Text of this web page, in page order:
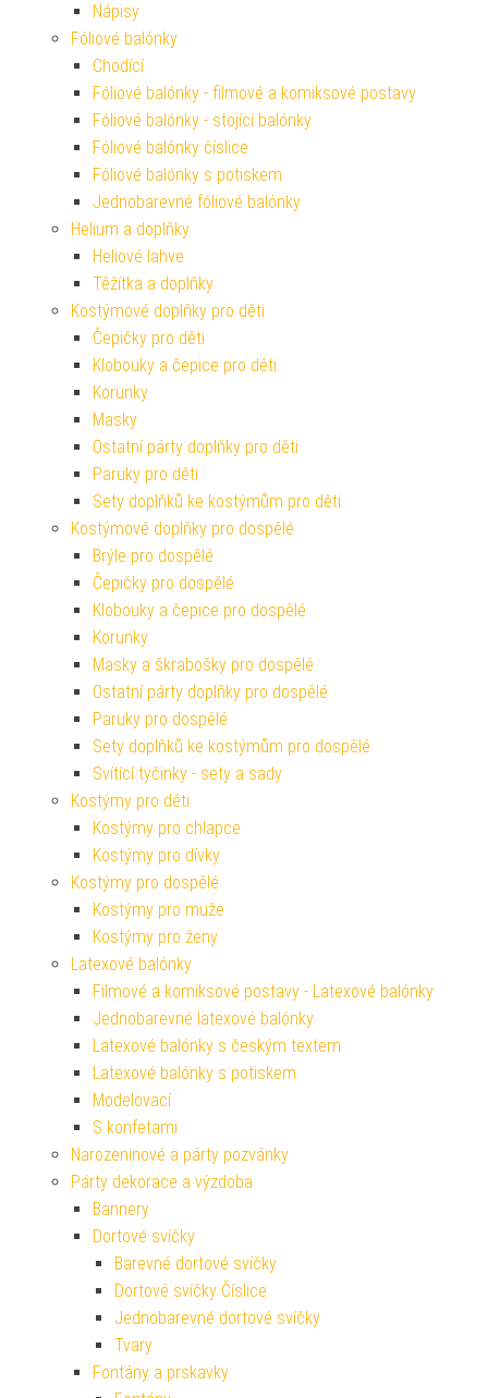
Nápisy
Fóliové balónky
Chodící
Fóliové balónky - filmové a komiksové postavy
Fóliové balónky - stojící balónky
Fóliové balónky číslice
Fóliové balónky s potiskem
Jednobarevné fóliové balónky
Helium a doplňky
Heliové lahve
Těžítka a doplňky
Kostýmové doplňky pro děti
Čepičky pro děti
Klobouky a čepice pro děti
Korunky
Masky
Ostatní párty doplňky pro děti
Paruky pro děti
Sety doplňků ke kostýmům pro děti
Kostýmové doplňky pro dospělé
Brýle pro dospělé
Čepičky pro dospělé
Klobouky a čepice pro dospělé
Korunky
Masky a škrabošky pro dospělé
Ostatní párty doplňky pro dospělé
Paruky pro dospělé
Sety doplňků ke kostýmům pro dospělé
Svítící tyčinky - sety a sady
Kostýmy pro děti
Kostýmy pro chlapce
Kostýmy pro dívky
Kostýmy pro dospělé
Kostýmy pro muže
Kostýmy pro ženy
Latexové balónky
Filmové a komiksové postavy - Latexové balónky
Jednobarevné latexové balónky
Latexové balónky s českým textem
Latexové balónky s potiskem
Modelovací
S konfetami
Narozeninové a párty pozvánky
Párty dekorace a výzdoba
Bannery
Dortové svíčky
Barevné dortové svíčky
Dortové svíčky Číslice
Jednobarevné dortové svíčky
Tvary
Fontány a prskavky